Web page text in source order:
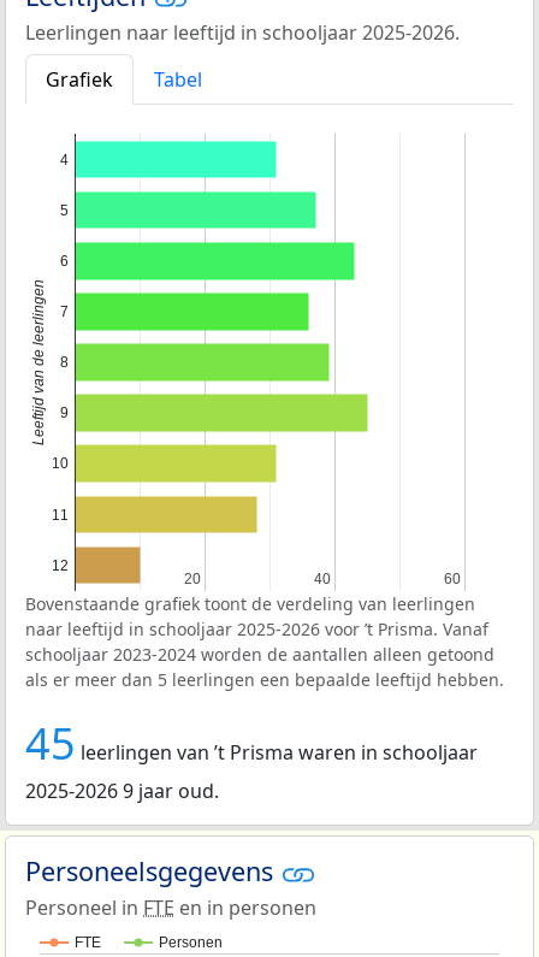
Leerlingen naar leeftijd in schooljaar 2025-2026.
Grafiek
Tabel
20
20 40
40 60
60
4
5
6
7
8
9
10
11
12
Leeftijd van de leerlingen
Bovenstaande grafiek toont de verdeling van leerlingen
naar leeftijd in schooljaar 2025-2026 voor ’t Prisma. Vanaf
schooljaar 2023-2024 worden de aantallen alleen getoond
als er meer dan 5 leerlingen een bepaalde leeftijd hebben.
45 leerlingen van ’t Prisma waren in schooljaar
2025-2026 9 jaar oud.
Personeelsgegevens
Personeel in FTE en in personen
FTE Personen